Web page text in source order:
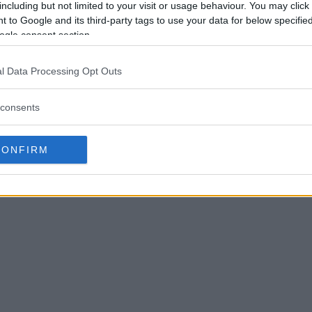
but not limited to your visit or usage behaviour. You may
to Google and its third-party tags to use your data for below
consent section.
Data Processing Opt Outs
av appen Profoto blir det ändring på det.
de små blixtarna i B10-serien från sin
styrkan med
B1
Plus